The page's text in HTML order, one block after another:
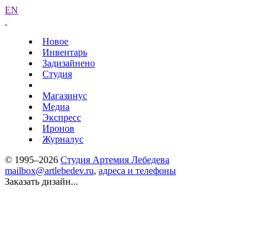
EN
Новое
Инвентарь
Задизайнено
Студия
Магазинус
Медиа
Экспресс
Иронов
Журналус
© 1995–2026 Студия Артемия Лебедева
mailbox@artlebedev.ru, адреса и телефоны
Заказать дизайн...